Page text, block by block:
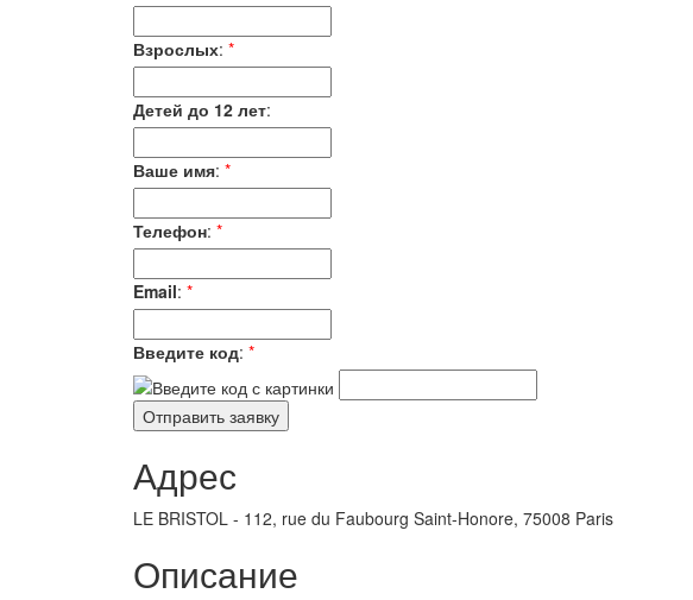
Взрослых: *
Детей до 12 лет:
Ваше имя: *
Телефон: *
Email: *
Введите код: *
Адрес
LE BRISTOL - 112, rue du Faubourg Saint-Honore, 75008 Paris
Описание